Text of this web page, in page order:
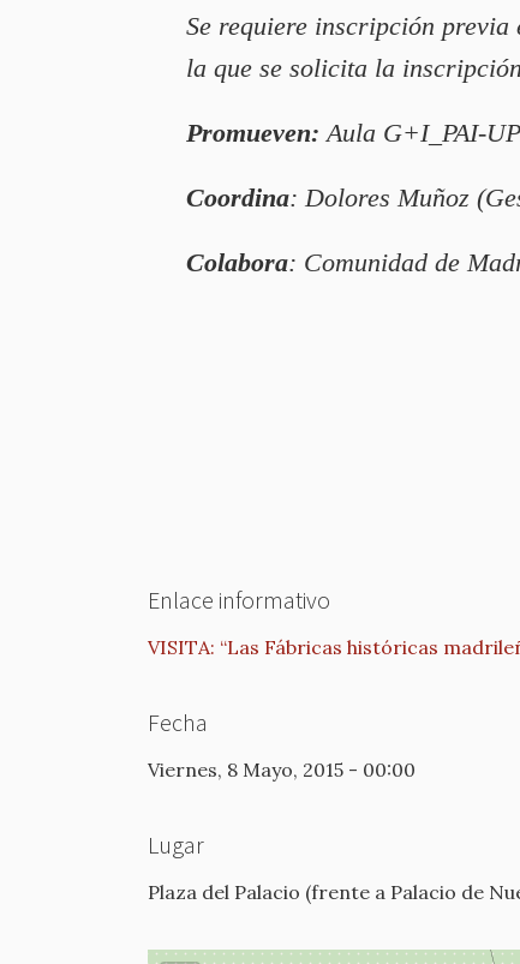
Se requiere inscripción previa
la que se solicita la inscripción
Promueven: Aula G+I_PAI-
Coordina: Dolores Muñoz
Colabora: Comunidad de
Enlace informativo
VISITA: “Las Fábricas históricas
Fecha
Viernes, 8 Mayo, 2015 - 00:00
Lugar
Plaza del Palacio (frente a Palacio de